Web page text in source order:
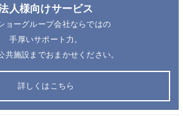
人様向けサービス
ョーグループ会社ならではの
手厚いサポート力。
共施設までおまかせください。
詳しくはこちら